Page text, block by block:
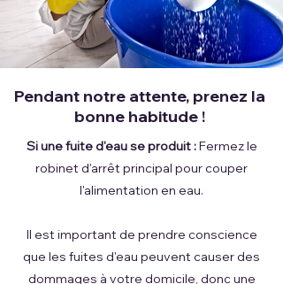
Pendant notre attente, prenez la
bonne habitude !
Si une fuite d'eau se produit :Fermez le
robinet d'arrêt principal pour couper
l'alimentation en eau.
Il est important de prendre conscience
que les fuites d'eau peuvent causer des
dommages à votre domicile, donc une